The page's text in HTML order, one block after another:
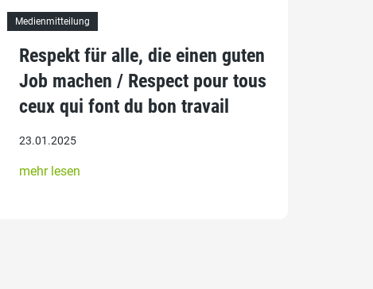
Medienmitteilung
Respekt für alle, die einen guten
Job machen / Respect pour tous
ceux qui font du bon travail
23.01.2025
mehr lesen